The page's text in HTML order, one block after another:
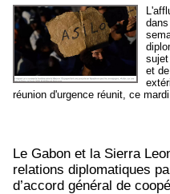
et
réunion d'urgence réunit, ce
Le Gabon et la Sierra
relations diplomatiques
d’accord général de